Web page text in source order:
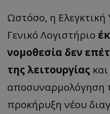
Ωστόσο, η Ελεγκτική
Γενικό Λογιστήριο
νομοθεσία δεν
της λειτουργίας
αποσυναρμολόγηση
προκήρυξη νέου